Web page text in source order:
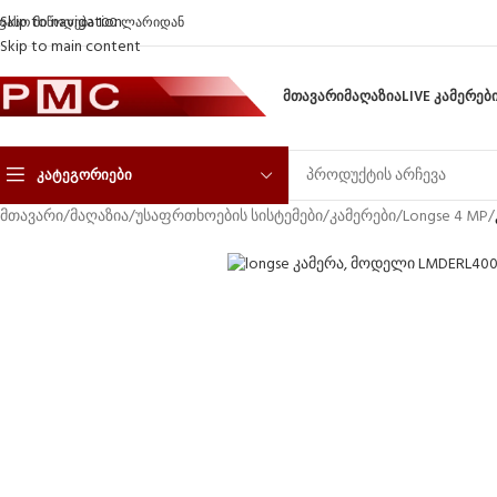
Skip to navigation
Skip to main content
მიწოდება 100 ლარიდან
ᲛᲗᲐᲕᲐᲠᲘᲛᲐᲦᲐᲖᲘᲐLIVE
ᲙᲐᲢᲔᲒᲝᲠᲘᲔᲑᲘ
მთავარი/მაღაზია/უსაფრთხოების სისტემები/კამერები/Longse 4 MP/